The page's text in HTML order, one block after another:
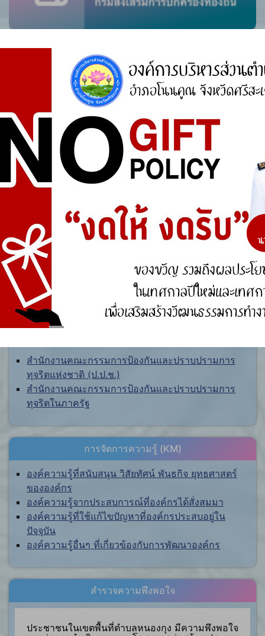
สำนักงานคณะกรรมการป้องกันและปราบปรามการ
ทุจริตแห่งชาติ (ป.ป.ช.)
สำนักงานคณะกรรมการป้องกันและปราบปรามการ
ทุจริตในภาครัฐ
การจัดการความรู้ (KM)
องค์ความรู้ที่สนับสนุน วิสัยทัศน์ พันธกิจ ยุทธศาสตร์
ขององค์กร
องค์ความรู้จากประสบการณ์ที่องค์กรได้สั่งสมมา
องค์ความรู้ที่ใช้แก้ไขปัญหาที่องค์กรประสบอยู่ใน
ปัจจุบัน
องค์ความรู้อื่นๆ ที่เกี่ยวข้องกับการพัฒนาองค์กร
สำรวจความพึงพอใจ
ประชาชนในเขตพื้นที่ตำบลหนองกุง มีความพึงพอใจ